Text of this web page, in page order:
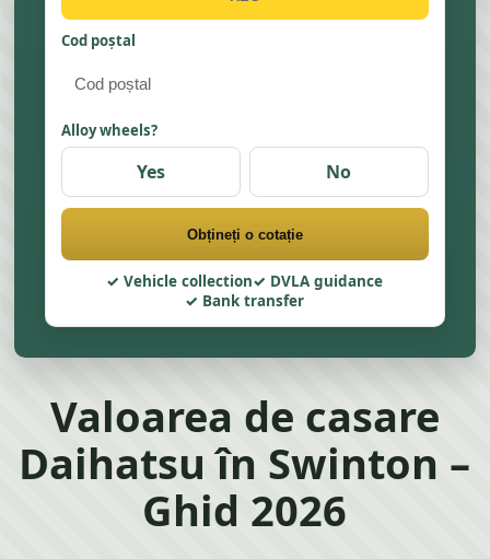
Cod poștal
Alloy wheels?
Yes No
Obțineți o cotație
Vehicle collection
DVLA guidance
Bank transfer
Valoarea de casare
Daihatsu în Swinton –
Ghid 2026